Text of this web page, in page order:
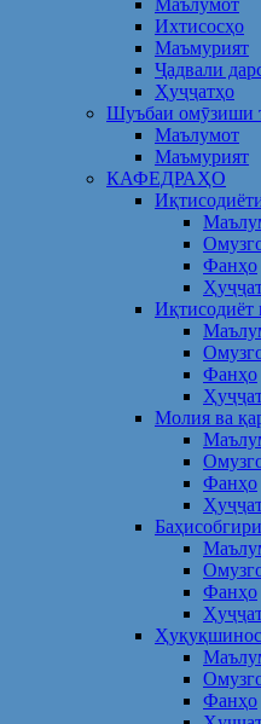
Маълумот
Ихтисосҳо
Маъмурият
Ҷадвали
Ҳуҷҷатҳо
Шуъбаи омӯзиши
Маълумот
Маъмурият
КАФЕДРАҲО
Фанҳо
Иқтисодиёт
Фанҳо
Молия ва
Фанҳо
Фанҳо
Фанҳо